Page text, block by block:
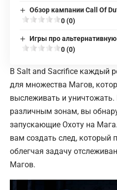
Обзор кампании Call Of
0 (0)
Игры про
0 (0)
В Salt and Sacrifice каждый
для множества Магов,
выслеживать и уничтожать.
различным зонам, вы
запускающие Охоту на
вам создать след, который
облегчая задачу
Магов.